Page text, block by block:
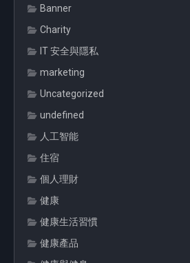
Banner
Charity
IT 安全與隱私
marketing
Uncategorized
undefined
人工智能
住宿
個人理財
健康
健康生活習慣
健康產品